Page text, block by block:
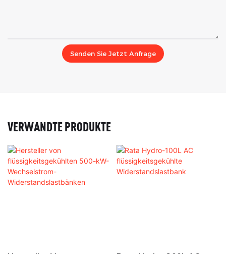
Senden Sie Jetzt Anfrage
VERWANDTE PRODUKTE